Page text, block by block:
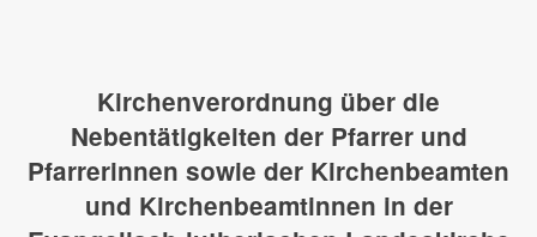
Kirchenverordnung über die
Nebentätigkeiten der Pfarrer und
Pfarrerinnen sowie der Kirchenbeamten
und Kirchenbeamtinnen in der